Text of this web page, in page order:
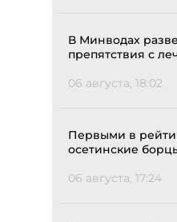
В Минводах
препятствия с
06 августа, 18:02
Первыми в
осетинские
06 августа, 17:24